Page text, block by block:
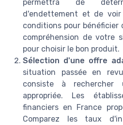
permettra de
d'endettement et de
conditions pour bénéficier
compréhension de votre
pour choisir le bon produit.
Sélection d'une offre
situation passée en
consiste à
appropriée. Les
financiers en France
Comparez les taux